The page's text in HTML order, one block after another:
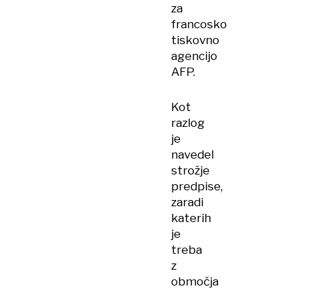
za
francosko
tiskovno
agencijo
AFP.
Kot
razlog
je
navedel
strožje
predpise,
zaradi
katerih
je
treba
z
območja